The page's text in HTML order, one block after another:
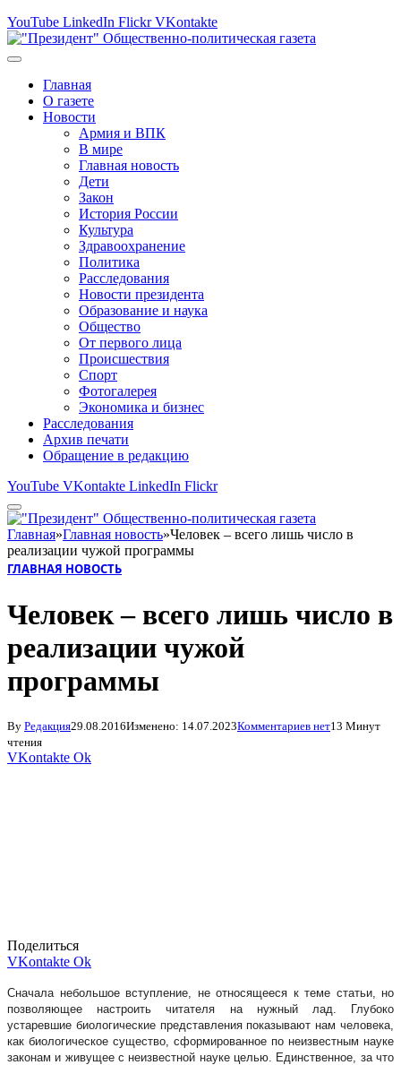
YouTube LinkedIn Flickr VKontakte
Главная
О газете
Новости
Армия и ВПК
В мире
Главная новость
Дети
Закон
История России
Культура
Здравоохранение
Политика
Расследования
Новости президента
Образование и наука
Общество
От первого лица
Происшествия
Спорт
Фотогалерея
Экономика и бизнес
Расследования
Архив печати
Обращение в редакцию
YouTube VKontakte LinkedIn Flickr
Главная»Главная новость»Человек – всего лишь число в
реализации чужой программы
ГЛАВНАЯ НОВОСТЬ
Человек – всего лишь число в
реализации чужой
программы
By Редакция29.08.2016Изменено: 14.07.2023Комментариев нет13 Минут
чтения
VKontakte Ok
Поделиться
VKontakte Ok
Сначала небольшое вступление, не относящееся к теме статьи, но
позволяющее настроить читателя на нужный лад. Глубоко
устаревшие биологические представления показывают нам человека,
как биологическое существо, сформированное по неизвестным науке
законам и живущее с неизвестной науке целью. Единственное, за что